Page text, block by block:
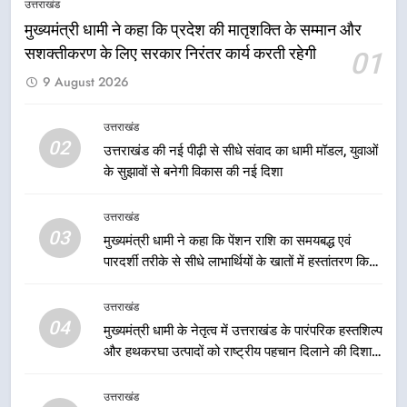
उत्तराखंड
मुख्यमंत्री धामी ने कहा कि प्रदेश की मातृशक्ति के सम्मान और
सशक्तीकरण के लिए सरकार निरंतर कार्य करती रहेगी
01
9 August 2026
02
उत्तराखंड
उत्तराखंड की नई पीढ़ी से सीधे संवाद का धामी मॉडल, युवाओं
के सुझावों से बनेगी विकास की नई दिशा
03
उत्तराखंड
मुख्यमंत्री धामी ने कहा कि पेंशन राशि का समयबद्ध एवं
पारदर्शी तरीके से सीधे लाभार्थियों के खातों में हस्तांतरण किया
लाभ मिल रहा है
04
उत्तराखंड
मुख्यमंत्री धामी के नेतृत्व में उत्तराखंड के पारंपरिक हस्तशिल्प
और हथकरघा उत्पादों को राष्ट्रीय पहचान दिलाने की दिशा में
उत्तराखंड
8
लिए सरकार निरंतर कार्य करती रहेगी
उत्तराखंड
उत्तराखंड की नई पीढ़ी से सीधे संवाद का
धामी मॉडल, युवाओं के सुझावों से बनेगी